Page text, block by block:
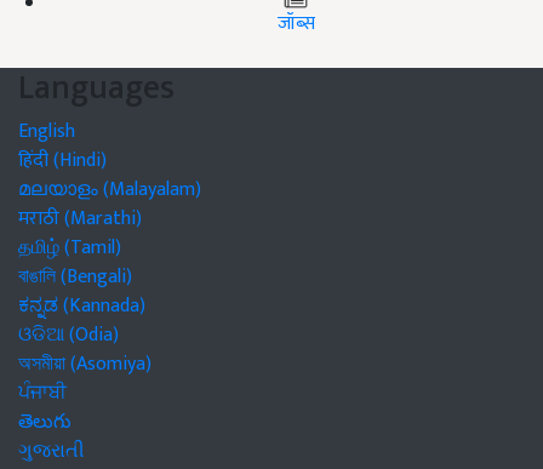
जॉब्स
Languages
English
हिंदी (Hindi)
മലയാളം (Malayalam)
मराठी (Marathi)
தமிழ் (Tamil)
বাঙালি (Bengali)
ಕನ್ನಡ (Kannada)
ଓଡିଆ (Odia)
অসমীয়া (Asomiya)
ਪੰਜਾਬੀ
తెలుగు
ગુજરાતી